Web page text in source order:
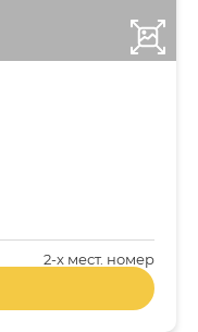
2-x мест. номер